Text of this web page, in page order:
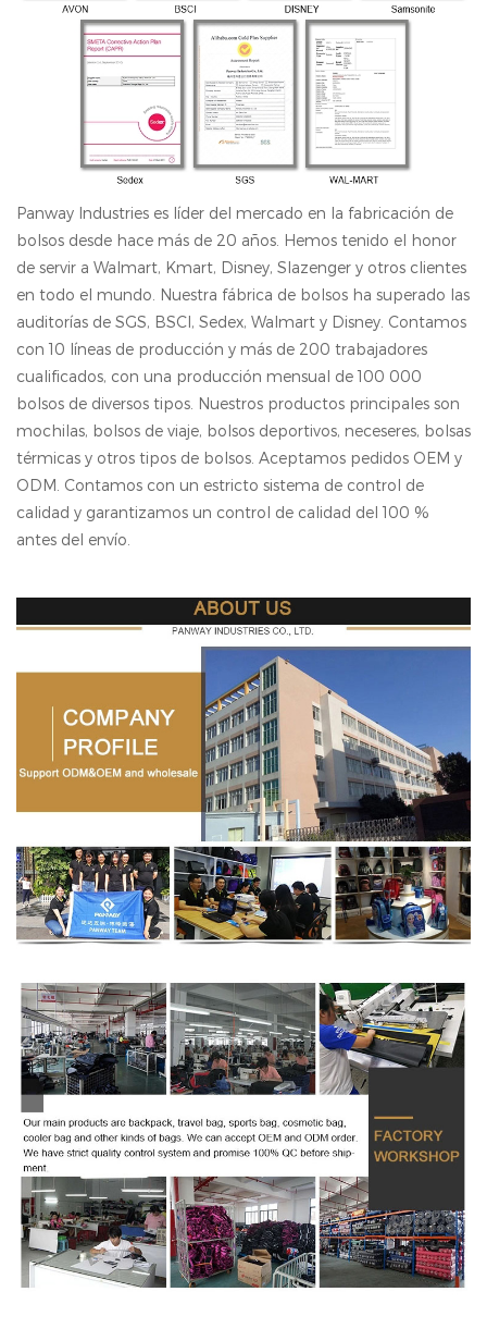
Panway Industries es líder del mercado en la fabricación de
bolsos desde hace más de 20 años. Hemos tenido el honor
de servir a Walmart, Kmart, Disney, Slazenger y otros clientes
en todo el mundo. Nuestra fábrica de bolsos ha superado las
auditorías de SGS, BSCl, Sedex, Walmart y Disney. Contamos
con 10 líneas de producción y más de 200 trabajadores
cualificados, con una producción mensual de 100 000
bolsos de diversos tipos. Nuestros productos principales son
mochilas, bolsos de viaje, bolsos deportivos, neceseres, bolsas
térmicas y otros tipos de bolsos. Aceptamos pedidos OEM y
ODM. Contamos con un estricto sistema de control de
calidad y garantizamos un control de calidad del 100 %
antes del envío.